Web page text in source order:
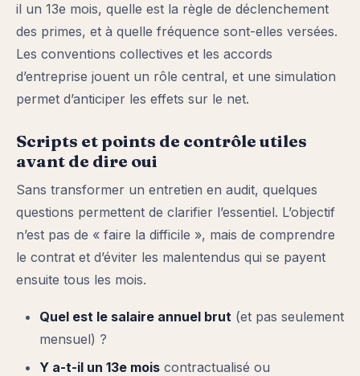
il un 13e mois, quelle est la règle de déclenchement
des primes, et à quelle fréquence sont-elles versées.
Les conventions collectives et les accords
d’entreprise jouent un rôle central, et une simulation
permet d’anticiper les effets sur le net.
Scripts et points de contrôle utiles
avant de dire oui
Sans transformer un entretien en audit, quelques
questions permettent de clarifier l’essentiel. L’objectif
n’est pas de « faire la difficile », mais de comprendre
le contrat et d’éviter les malentendus qui se payent
ensuite tous les mois.
Quel est le salaire annuel brut (et pas seulement
mensuel) ?
Y a-t-il un 13e moiscontractualisé ou